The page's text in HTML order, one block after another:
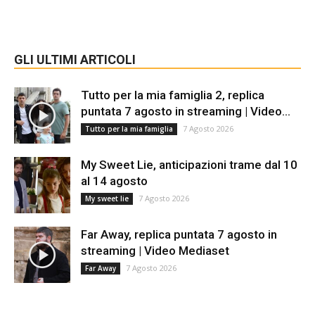
GLI ULTIMI ARTICOLI
Tutto per la mia famiglia 2, replica
puntata 7 agosto in streaming | Video...
Tutto per la mia famiglia 7 Agosto 2026
My Sweet Lie, anticipazioni trame dal 10
al 14 agosto
My sweet lie 7 Agosto 2026
Far Away, replica puntata 7 agosto in
streaming | Video Mediaset
Far Away 7 Agosto 2026